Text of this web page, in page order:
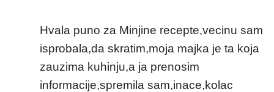
Hvala puno za Minjine recepte,vecinu sam
isprobala,da skratim,moja majka je ta koja
zauzima kuhinju,a ja prenosim
informacije,spremila sam,inace,kolac